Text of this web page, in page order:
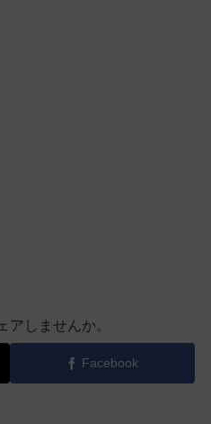
アしませんか。
Facebook